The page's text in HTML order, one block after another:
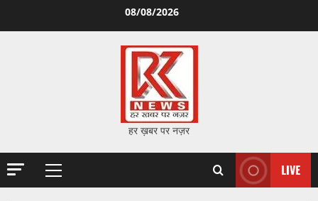
08/08/2026
हर ख़बर पर नज़र
Primary
LIVE